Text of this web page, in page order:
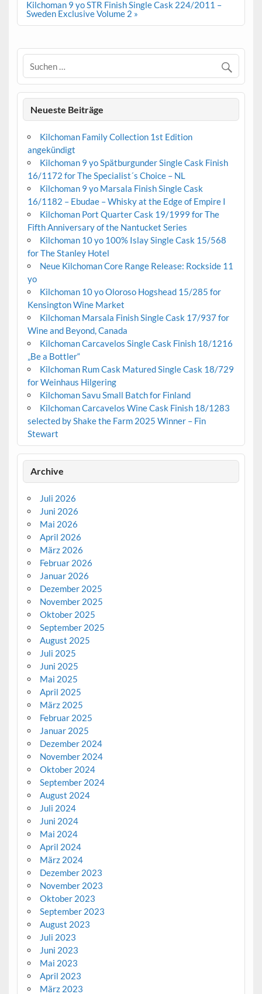
Kilchoman 9 yo STR Finish Single Cask 224/2011 –
Sweden Exclusive Volume 2 »
Neueste Beiträge
Kilchoman Family Collection 1st Edition
angekündigt
Kilchoman 9 yo Spätburgunder Single Cask Finish
16/1172 for The Specialist´s Choice – NL
Kilchoman 9 yo Marsala Finish Single Cask
16/1182 – Ebudae – Whisky at the Edge of Empire I
Kilchoman Port Quarter Cask 19/1999 for The
Fifth Anniversary of the Nantucket Series
Kilchoman 10 yo 100% Islay Single Cask 15/568
for The Stanley Hotel
Neue Kilchoman Core Range Release: Rockside 11
yo
Kilchoman 10 yo Oloroso Hogshead 15/285 for
Kensington Wine Market
Kilchoman Marsala Finish Single Cask 17/937 for
Wine and Beyond, Canada
Kilchoman Carcavelos Single Cask Finish 18/1216
„Be a Bottler“
Kilchoman Rum Cask Matured Single Cask 18/729
for Weinhaus Hilgering
Kilchoman Savu Small Batch for Finland
Kilchoman Carcavelos Wine Cask Finish 18/1283
selected by Shake the Farm 2025 Winner – Fin
Stewart
Archive
Juli 2026
Juni 2026
Mai 2026
April 2026
März 2026
Februar 2026
Januar 2026
Dezember 2025
November 2025
Oktober 2025
September 2025
August 2025
Juli 2025
Juni 2025
Mai 2025
April 2025
März 2025
Februar 2025
Januar 2025
Dezember 2024
November 2024
Oktober 2024
September 2024
August 2024
Juli 2024
Juni 2024
Mai 2024
April 2024
März 2024
Dezember 2023
November 2023
Oktober 2023
September 2023
August 2023
Juli 2023
Juni 2023
Mai 2023
April 2023
März 2023